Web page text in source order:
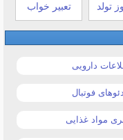
تولد تعبیر خواب
دارویی
فوتبال
مواد غذایی